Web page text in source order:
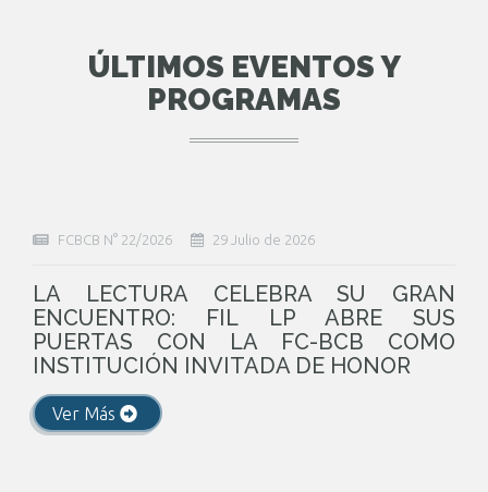
ÚLTIMOS EVENTOS Y
PROGRAMAS
FCBCB N° 22/2026 29 Julio de 2026
LA LECTURA CELEBRA SU GRAN
ENCUENTRO: FIL LP ABRE SUS
PUERTAS CON LA FC-BCB COMO
INSTITUCIÓN INVITADA DE HONOR
Ver Más